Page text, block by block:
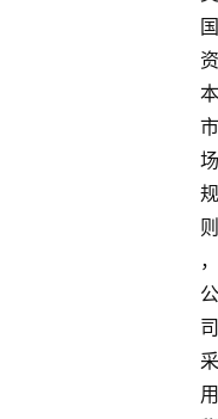
国
资
本
市
场
规
则
，
公
司
采
用